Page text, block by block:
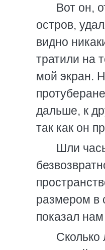
Вот он,
остров,
видно
тратили на
мой экран.
дальше, к
так как он
Шли
размером в
показал
Сколько